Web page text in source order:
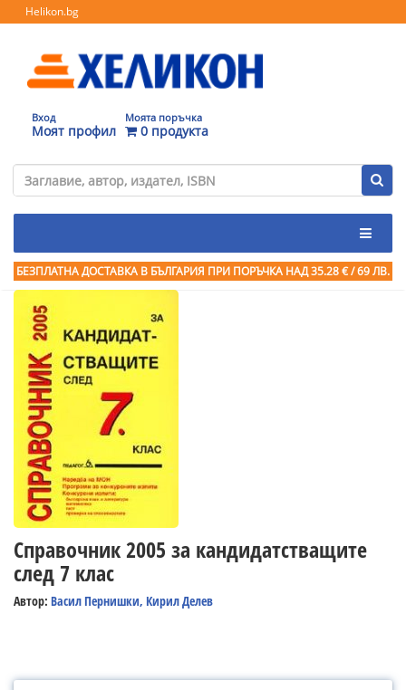
Helikon.bg
Вход
Моят профил
Моята поръчка
0 продукта
БЕЗПЛАТНА ДОСТАВКА В БЪЛГАРИЯ ПРИ ПОРЪЧКА НАД 35.28 € / 69 ЛВ.
Справочник 2005 за кандидатстващите
след 7 клас
Автор: Васил Пернишки, Кирил Делев